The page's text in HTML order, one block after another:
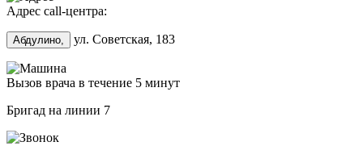
Адрес call-центра:
Абдулино, ул. Советская, 183
Вызов врача в течение 5 минут
Бригад на линии 7